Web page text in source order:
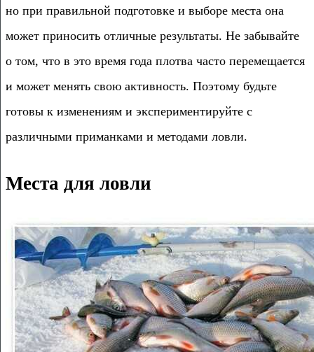
но при правильной подготовке и выборе места она
может приносить отличные результаты. Не забывайте
о том, что в это время года плотва часто перемещается
и может менять свою активность. Поэтому будьте
готовы к изменениям и экспериментируйте с
различными приманками и методами ловли.
Места для ловли